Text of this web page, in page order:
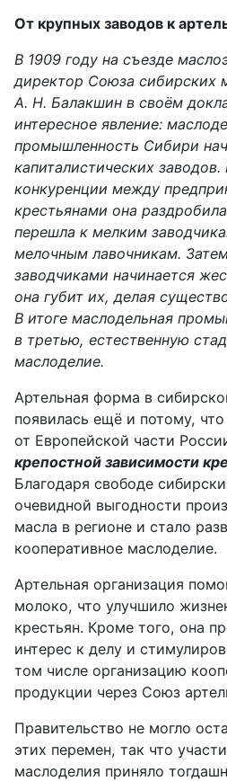
От крупных заводов к
В 1909 году на съезде
директор Союза сибирских
А. Н. Балакшин в своём
интересное явление: м
промышленность Сибири
капиталистических заводов.
конкуренции между
крестьянами она
перешла к мелким
мелочным лавочникам.
заводчиками начинается
она губит их, делая
В итоге маслодельная
в третью, естественную
маслоделие.
Артельная форма в
появилась ещё и потому,
от Европейской части
крепостной зависимости
Благодаря свободе
очевидной выгодности
масла в регионе и стало
кооперативное маслоделие.
Артельная организация
молоко, что улучшило
крестьян. Кроме того, она
интерес к делу и
том числе организацию
продукции через Союз
Правительство не могло
этих перемен, так что
маслоделия приняло